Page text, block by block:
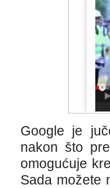
Google je
nakon što
omogućuje
Sada možete